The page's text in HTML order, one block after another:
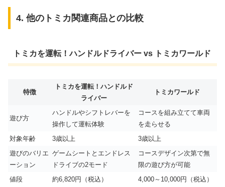
4. 他のトミカ関連商品との比較
トミカを運転！ハンドルドライバー vs トミカワールド
特徴
トミカを運転！ハンドルド
ライバー
トミカワールド
遊び方
ハンドルやシフトレバーを
操作して運転体験
コースを組み立てて車両
を走らせる
対象年齢
3歳以上
3歳以上
遊びのバリエ
ーション
ゲームシートとエンドレス
ドライブの2モード
コースデザイン次第で無
限の遊び方が可能
値段
約6,820円（税込） 4,000～10,000円（税込）